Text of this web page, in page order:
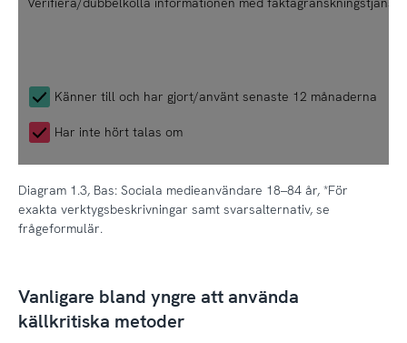
Känner till och har gjort/använt senaste 12 månaderna
Har inte hört talas om
Diagram 1.3, Bas: Sociala medieanvändare 18–84 år, *För
exakta verktygsbeskrivningar samt svarsalternativ, se
frågeformulär.
Vanligare bland yngre att använda
källkritiska metoder